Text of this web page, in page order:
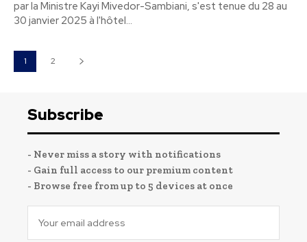
par la Ministre Kayi Mivedor-Sambiani, s'est tenue du 28 au
30 janvier 2025 à l'hôtel...
1 2
Subscribe
- Never miss a story with notifications
- Gain full access to our premium content
- Browse free from up to 5 devices at once